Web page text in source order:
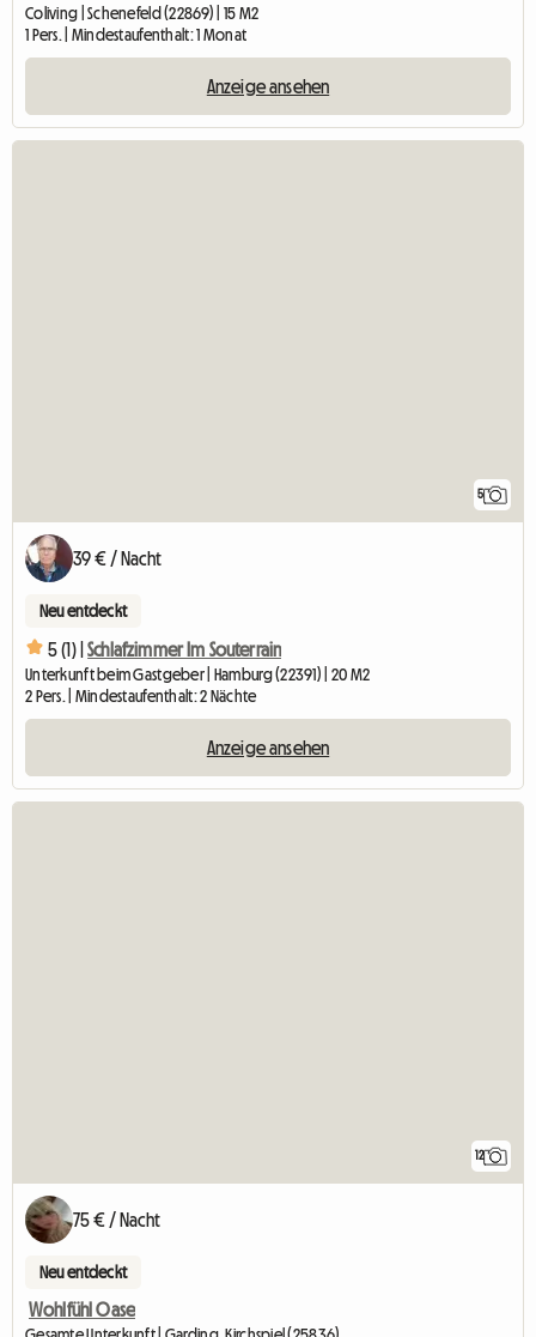
Coliving | Schenefeld (22869) | 15 M2
1 Pers. | Mindestaufenthalt: 1 Monat
Anzeige ansehen
5
39 € / Nacht
Neu entdeckt
5 (1) | Schlafzimmer Im Souterrain
Unterkunft beim Gastgeber | Hamburg (22391) | 20 M2
2 Pers. | Mindestaufenthalt: 2 Nächte
Anzeige ansehen
12
75 € / Nacht
Neu entdeckt
Wohlfühl Oase